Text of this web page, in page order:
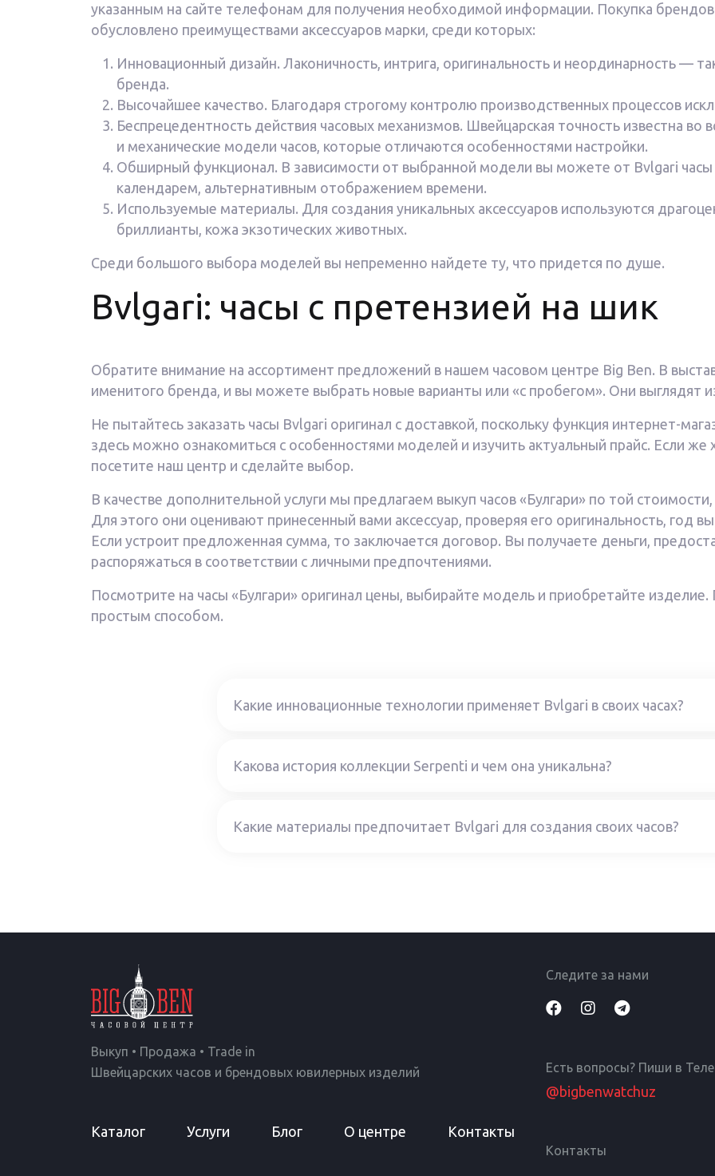
указанным на сайте телефонам для получения необходимой информации. Покупка
обусловлено преимуществами аксессуаров марки, среди которых:
Инновационный дизайн. Лаконичность, интрига, оригинальность и неординарность —
бренда.
Высочайшее качество. Благодаря строгому контролю производственных процессов
Беспрецедентность действия часовых механизмов. Швейцарская точность известна
и механические модели часов, которые отличаются особенностями настройки.
Обширный функционал. В зависимости от выбранной модели вы можете от Bvlgari
календарем, альтернативным отображением времени.
Используемые материалы. Для создания уникальных аксессуаров используются
бриллианты, кожа экзотических животных.
Среди большого выбора моделей вы непременно найдете ту, что придется по душе.
Bvlgari: часы с претензией на шик
Обратите внимание на ассортимент предложений в нашем часовом центре Big Ben. В
именитого бренда, и вы можете выбрать новые варианты или «с пробегом». Они выглядят
Не пытайтесь заказать часы Bvlgari оригинал с доставкой, поскольку функция интернет-
здесь можно ознакомиться с особенностями моделей и изучить актуальный прайс. Если же
посетите наш центр и сделайте выбор.
В качестве дополнительной услуги мы предлагаем выкуп часов «Булгари» по той
Для этого они оценивают принесенный вами аксессуар, проверяя его оригинальность, год
Если устроит предложенная сумма, то заключается договор. Вы получаете деньги,
распоряжаться в соответствии с личными предпочтениями.
Посмотрите на часы «Булгари» оригинал цены, выбирайте модель и приобретайте изделие.
простым способом.
Какие инновационные технологии применяет Bvlgari в своих часах?
Какова история коллекции Serpenti и чем она уникальна?
Какие материалы предпочитает Bvlgari для создания своих часов?
Выкуп • Продажа • Trade in
Швейцарских часов и брендовых ювилерных изделий
Каталог Услуги Блог О центре Контакты
Следите за нами
Есть вопросы? Пиши в
@bigbenwatchuz
Контакты